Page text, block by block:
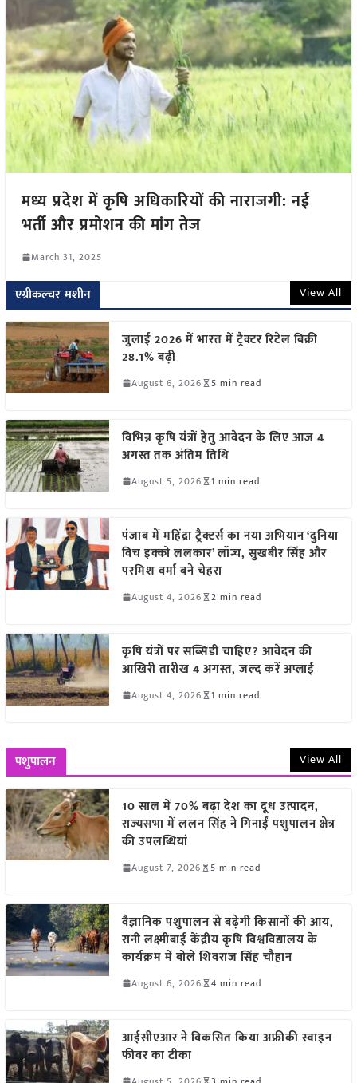
मध्य प्रदेश में कृषि अधिकारियों की नाराजगी: नई
भर्ती और प्रमोशन की मांग तेज
March 31, 2025
एग्रीकल्चर मशीन View All
जुलाई 2026 में भारत में ट्रैक्टर रिटेल बिक्री
28.1% बढ़ी
August 6, 2026 5 min read
विभिन्न कृषि यंत्रों हेतु आवेदन के लिए आज 4
अगस्त तक अंतिम तिथि
August 5, 2026 1 min read
पंजाब में महिंद्रा ट्रैक्टर्स का नया अभियान ‘दुनिया
विच इक्को ललकार’ लॉन्च, सुखबीर सिंह और
परमिश वर्मा बने चेहरा
August 4, 2026 2 min read
कृषि यंत्रों पर सब्सिडी चाहिए? आवेदन की
आखिरी तारीख 4 अगस्त, जल्द करें अप्लाई
August 4, 2026 1 min read
पशुपालन View All
10 साल में 70% बढ़ा देश का दूध उत्पादन,
राज्यसभा में ललन सिंह ने गिनाईं पशुपालन क्षेत्र
की उपलब्धियां
August 7, 2026 5 min read
वैज्ञानिक पशुपालन से बढ़ेगी किसानों की आय,
रानी लक्ष्मीबाई केंद्रीय कृषि विश्वविद्यालय के
कार्यक्रम में बोले शिवराज सिंह चौहान
August 6, 2026 4 min read
आईसीएआर ने विकसित किया अफ्रीकी स्वाइन
फीवर का टीका